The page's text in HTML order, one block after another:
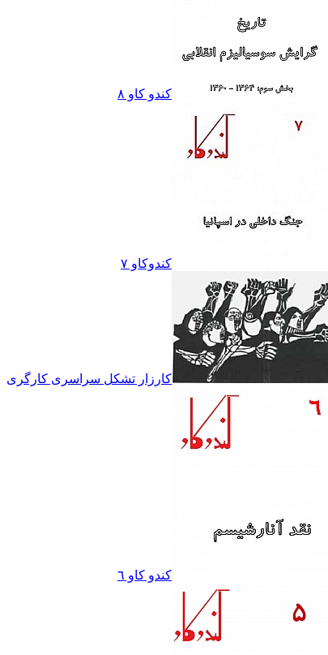
کندو کاو ٨
کندوکاو ۷
کارزار تشکل سراسرى کارگرى
کندو کاو ٦